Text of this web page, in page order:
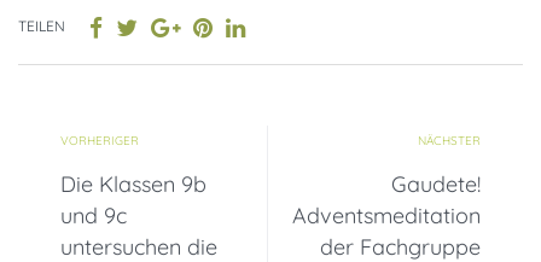
TEILEN
VORHERIGER
Die Klassen 9b
und 9c
untersuchen die
NÄCHSTER
Gaudete!
Adventsmeditation
der Fachgruppe